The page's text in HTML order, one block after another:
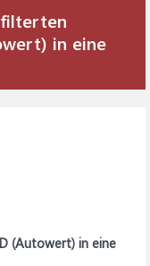
in eine
(Autowert) in eine